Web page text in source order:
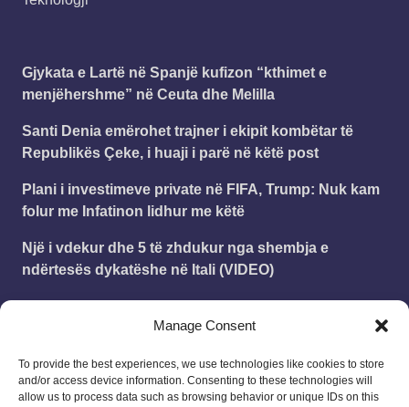
Manage Consent
To provide the best experiences, we use technologies like cookies to store
and/or access device information. Consenting to these technologies will
allow us to process data such as browsing behavior or unique IDs on this
Gjykata e Lartë në Spanjë kufizon “kthimet e
menjëhershme” në Ceuta dhe Melilla
Santi Denia emërohet trajner i ekipit kombëtar të
Republikës Çeke, i huaji i parë në këtë post
Plani i investimeve private në FIFA, Trump: Nuk kam
folur me Infatinon lidhur me këtë
Një i vdekur dhe 5 të zhdukur nga shembja e
ndërtesës dykatëshe në Itali (VIDEO)
Shengenit me Spanjën
Leonard onPublikohet struktura e vitit shkollor